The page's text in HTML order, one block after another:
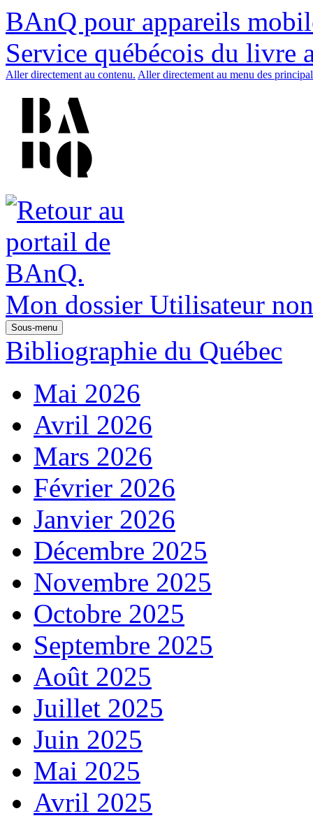
BAnQ pour appareils
Service québécois du livre
Aller directement au contenu. Aller directement au menu des
Mon dossier Utilisateur
Sous-menu
Bibliographie du Québec
Mai 2026
Avril 2026
Mars 2026
Février 2026
Janvier 2026
Décembre 2025
Novembre 2025
Octobre 2025
Septembre 2025
Août 2025
Juillet 2025
Juin 2025
Mai 2025
Avril 2025